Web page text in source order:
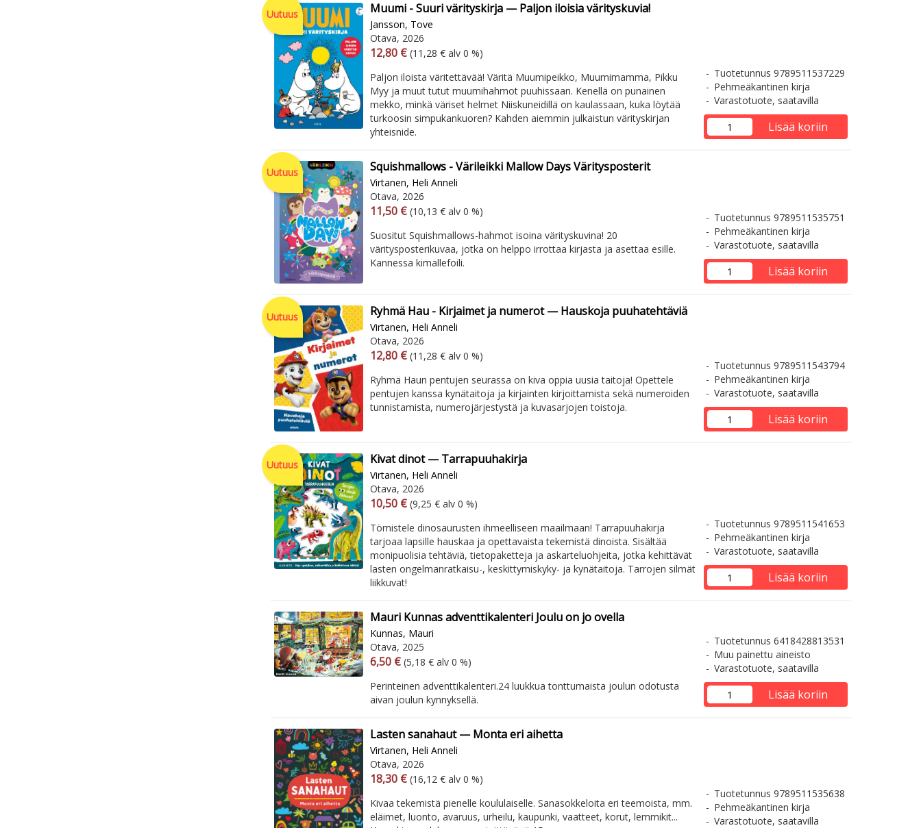
Uutuus Muumi - Suuri värityskirja — Paljon iloisia värityskuvia!
Jansson, Tove
Otava, 2026
Arvonlisäverollinen hinta
12,80 € Arvonlisäveroton hinta
(11,28 € alv 0 %)
Paljon iloista väritettävää! Väritä Muumipeikko, Muumimamma, Pikku
Myy ja muut tutut muumihahmot puuhissaan. Kenellä on punainen
mekko, minkä väriset helmet Niiskuneidillä on kaulassaan, kuka löytää
turkoosin simpukankuoren? Kahden aiemmin julkaistun värityskirjan
yhteisnide.
Tuotetunnus 9789511537229
Pehmeäkantinen kirja
Varastotuote, saatavilla
Lisää koriin
Uutuus Squishmallows - Värileikki Mallow Days Väritysposterit
Virtanen, Heli Anneli
Otava, 2026
Arvonlisäverollinen hinta
11,50 € Arvonlisäveroton hinta
(10,13 € alv 0 %)
Suositut Squishmallows-hahmot isoina värityskuvina! 20
väritysposterikuvaa, jotka on helppo irrottaa kirjasta ja asettaa esille.
Kannessa kimallefoili.
Tuotetunnus 9789511535751
Pehmeäkantinen kirja
Varastotuote, saatavilla
Lisää koriin
Uutuus Ryhmä Hau - Kirjaimet ja numerot — Hauskoja puuhatehtäviä
Virtanen, Heli Anneli
Otava, 2026
Arvonlisäverollinen hinta
12,80 € Arvonlisäveroton hinta
(11,28 € alv 0 %)
Ryhmä Haun pentujen seurassa on kiva oppia uusia taitoja! Opettele
pentujen kanssa kynätaitoja ja kirjainten kirjoittamista sekä numeroiden
tunnistamista, numerojärjestystä ja kuvasarjojen toistoja.
Tuotetunnus 9789511543794
Pehmeäkantinen kirja
Varastotuote, saatavilla
Lisää koriin
Uutuus Kivat dinot — Tarrapuuhakirja
Virtanen, Heli Anneli
Otava, 2026
Arvonlisäverollinen hinta
10,50 € Arvonlisäveroton hinta
(9,25 € alv 0 %)
Tömistele dinosaurusten ihmeelliseen maailmaan! Tarrapuuhakirja
tarjoaa lapsille hauskaa ja opettavaista tekemistä dinoista. Sisältää
monipuolisia tehtäviä, tietopaketteja ja askarteluohjeita, jotka kehittävät
lasten ongelmanratkaisu-, keskittymiskyky- ja kynätaitoja. Tarrojen silmät
liikkuvat!
Tuotetunnus 9789511541653
Pehmeäkantinen kirja
Varastotuote, saatavilla
Lisää koriin
Mauri Kunnas adventtikalenteri Joulu on jo ovella
Kunnas, Mauri
Otava, 2025
Arvonlisäverollinen hinta
6,50 € Arvonlisäveroton hinta
(5,18 € alv 0 %)
Perinteinen adventtikalenteri.​ ​ 24 luukkua tonttumaista joulun odotusta
aivan joulun kynnyksellä.
Tuotetunnus 6418428813531
Muu painettu aineisto
Varastotuote, saatavilla
Lisää koriin
Lasten sanahaut — Monta eri aihetta
Virtanen, Heli Anneli
Otava, 2026
Arvonlisäverollinen hinta
18,30 € Arvonlisäveroton hinta
(16,12 € alv 0 %)
Kivaa tekemistä pienelle koululaiselle. ​ ​Sanasokkeloita eri teemoista, mm.
eläimet, luonto, avaruus, urheilu, kaupunki, vaatteet, korut, lemmikit...
Tuotetunnus 9789511535638
Pehmeäkantinen kirja
Varastotuote, saatavilla